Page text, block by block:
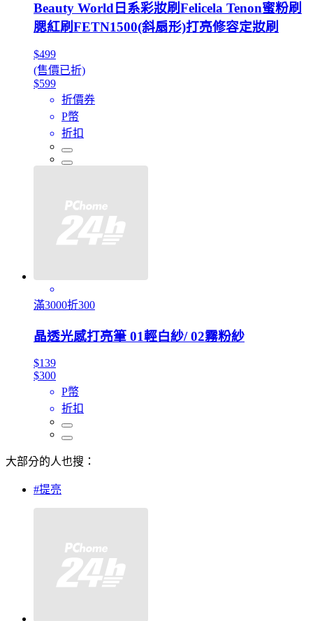
Beauty World日系彩妝刷Felicela Tenon蜜粉刷
腮紅刷FETN1500(斜扇形)打亮修容定妝刷
$499
(售價已折)
$599
折價券
P幣
折扣
滿3000折300
晶透光感打亮筆 01輕白紗/ 02霧粉紗
$139
$300
P幣
折扣
大部分的人也搜：
#提亮